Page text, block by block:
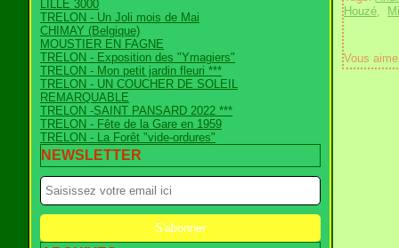
LILLE 3000
TRELON - Un Joli mois de Mai
CHIMAY (Belgique)
MOUSTIER EN FAGNE
TRELON - Exposition des "Ymagiers"
TRELON - Mon petit jardin fleuri ***
TRELON - UN COUCHER DE SOLEIL
REMARQUABLE
TRELON -SAINT PANSARD 2022 ***
TRELON - Fête de la Gare en 1959
TRELON - La Forêt "vide-ordures"
NEWSLETTER
Houzé,
Vous